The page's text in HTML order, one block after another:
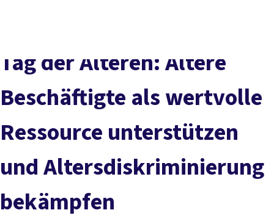
Politik vor Ort
Mitmachen
Tag der Älteren: Ältere
Beschäftigte als wertvolle
Ressource unterstützen
und Altersdiskriminierung
bekämpfen